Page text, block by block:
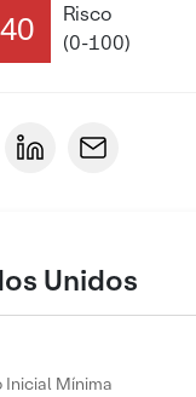
40
Risco
(0-100)
Unidos
Inicial Mínima